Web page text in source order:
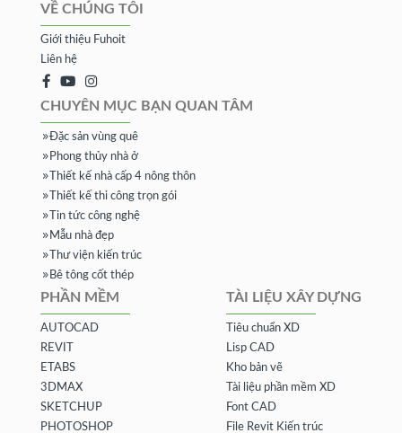
VỀ CHÚNG TÔI
Giới thiệu Fuhoit
Liên hệ
CHUYÊN MỤC BẠN QUAN TÂM
Đặc sản vùng quê
Phong thủy nhà ở
Thiết kế nhà cấp 4 nông thôn
Thiết kế thi công trọn gói
Tin tức công nghệ
Mẫu nhà đẹp
Thư viện kiến trúc
Bê tông cốt thép
PHẦN MỀM
AUTOCAD
REVIT
ETABS
3DMAX
SKETCHUP
PHOTOSHOP
TÀI LIỆU XÂY DỰNG
Tiêu chuẩn XD
Lisp CAD
Kho bản vẽ
Tài liệu phần mềm XD
Font CAD
File Revit Kiến trúc